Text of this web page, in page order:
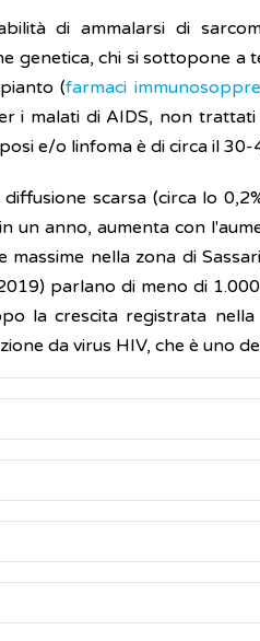
di ammalarsi di
genetica, chi si sottopone a
(farmaci
i malati di AIDS, non trattati
e/o linfoma è di circa il 30-
scarsa (circa lo
un anno, aumenta con
nella zona di
parlano di meno di
la crescita registrata
da virus HIV, che è uno
di piccole macchie o
noduli che si
parlare.
o dalla madre al
nel tempo, progredisce